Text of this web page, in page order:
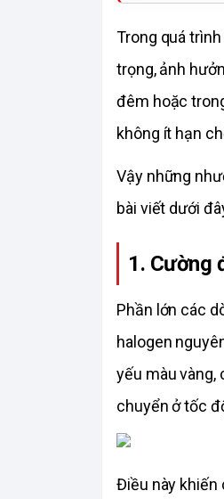
Trong quá
trọng, ảnh
đêm hoặc
không ít hạn
Vậy những
bài viết dưới
1. Cường
Phần lớn các
halogen
yếu màu vàng,
chuyển ở tốc
Điều này khiến